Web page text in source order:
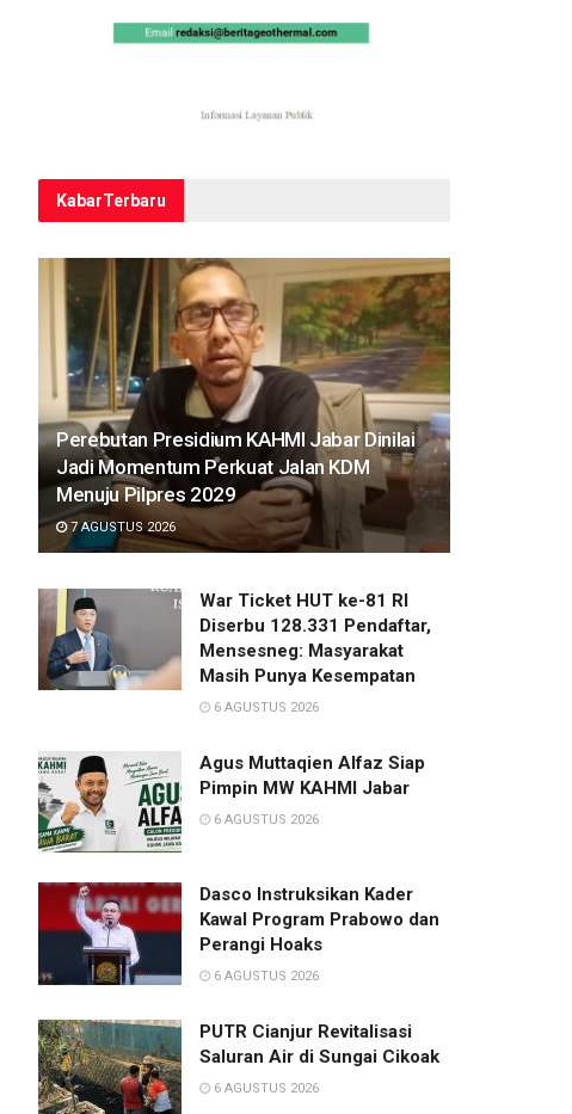
KabarTerbaru
Perebutan Presidium KAHMI Jabar Dinilai
Jadi Momentum Perkuat Jalan KDM
Menuju Pilpres 2029
7 AGUSTUS 2026
War Ticket HUT ke-81 RI
Diserbu 128.331 Pendaftar,
Mensesneg: Masyarakat
Masih Punya Kesempatan
6 AGUSTUS 2026
Agus Muttaqien Alfaz Siap
Pimpin MW KAHMI Jabar
6 AGUSTUS 2026
Dasco Instruksikan Kader
Kawal Program Prabowo dan
Perangi Hoaks
6 AGUSTUS 2026
PUTR Cianjur Revitalisasi
Saluran Air di Sungai Cikoak
6 AGUSTUS 2026